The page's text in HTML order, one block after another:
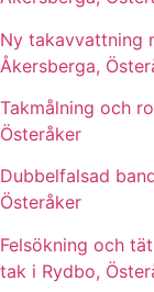
Ny takavvattning
Åkersberga,
Takmålning och
Österåker
Dubbelfalsad
Österåker
Felsökning och
tak i Rydbo,